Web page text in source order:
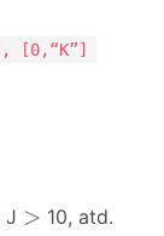
[0,“K”]
J >
> 10, atd.